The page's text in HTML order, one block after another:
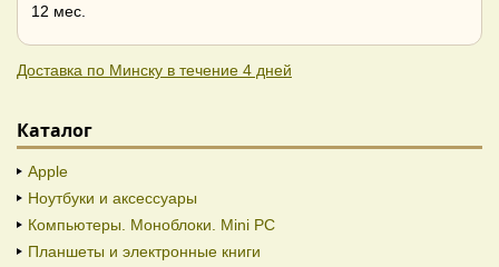
12 мес.
Доставка по Минску в течение 4 дней
Каталог
Apple
Ноутбуки и аксессуары
Компьютеры. Моноблоки. Mini PC
Планшеты и электронные книги